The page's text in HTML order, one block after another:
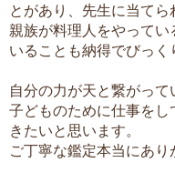
とがあり、先生に当てら
親族が料理人をやって
いることも納得でびっく
自分の力が天と繋がって
子どものために仕事を
きたいと思います。
ご丁寧な鑑定本当にあり